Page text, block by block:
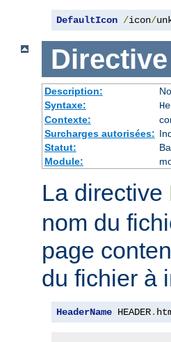
DefaultIcon /icon/
Directive
Description:
Syntaxe:
Contexte:
Surcharges autorisées:
Statut:
Module:
La directive
nom du
page
du fichier à
HeaderName HEADER.